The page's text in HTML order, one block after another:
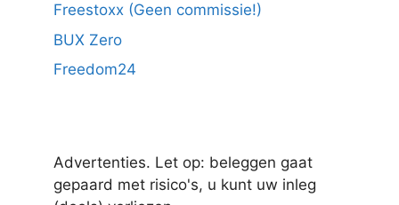
Freestoxx (Geen commissie!)
BUX Zero
Freedom24
Advertenties. Let op: beleggen gaat
gepaard met risico's, u kunt uw inleg